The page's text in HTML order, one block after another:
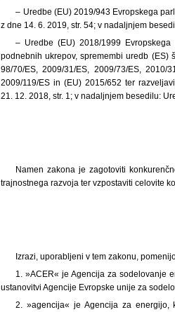
– Uredbe (EU) 2019/943 Evropskega
z dne 14. 6. 2019, str. 54; v nadaljnjem
– Uredbe (EU) 2018/1999
podnebnih ukrepov, spremembi uredb (ES)
98/70/ES, 2009/31/ES, 2009/73/ES,
2009/119/ES in (EU) 2015/652 ter
21. 12. 2018, str. 1; v nadaljnjem besedilu:
Namen zakona je zagotoviti
trajnostnega razvoja ter vzpostaviti celovite
Izrazi, uporabljeni v tem zakonu,
1. »ACER« je Agencija za sodelovanje
ustanovitvi Agencije Evropske unije za
2. »agencija« je Agencija za energijo,